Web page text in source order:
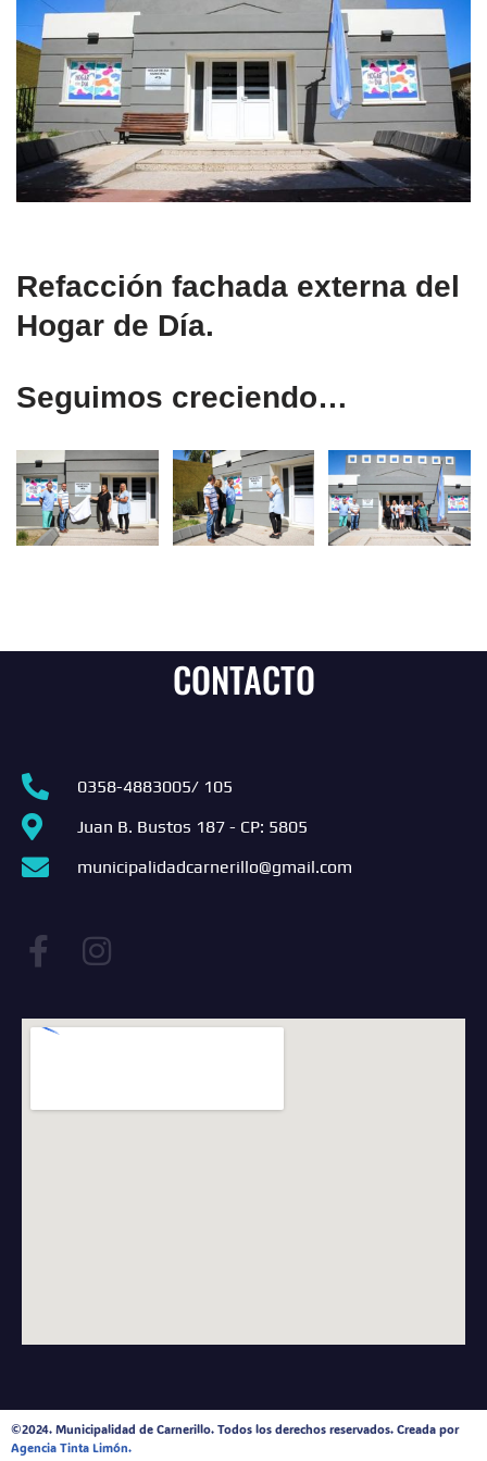
Refacción fachada externa del
Hogar de Día.
Seguimos creciendo…
CONTACTO
0358-4883005/ 105
Juan B. Bustos 187 - CP: 5805
municipalidadcarnerillo@gmail.com
©2024. Municipalidad de Carnerillo. Todos los derechos reservados. Creada por
Agencia Tinta Limón.